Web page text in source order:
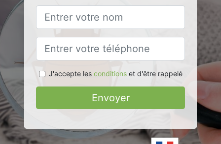
J'accepte les conditionset d'être rappelé
Envoyer